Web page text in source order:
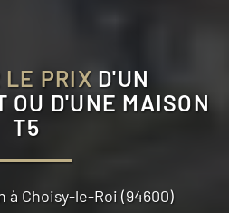
LE PRIX D'UN
OU D'UNE MAISON
T5
à Choisy-le-Roi (94600)